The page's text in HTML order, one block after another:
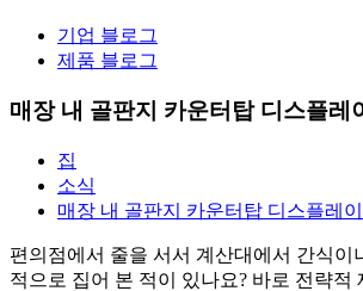
기업 블로그
제품 블로그
매장 내 골판지 카운터탑 디스플레
집
소식
매장 내 골판지 카운터탑 디스플레
편의점에서 줄을 서서 계산대에서 간식이
적으로 집어 본 적이 있나요? 바로 전략적